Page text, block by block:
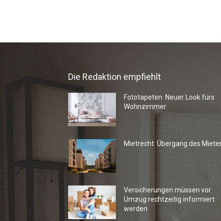
Die Redaktion empfiehlt
Fototapeten: Neuer Look fürs
Wohnzimmer
Mietrecht: Übergang des
Versicherungen müssen vor
Umzug rechtzeitig informiert
werden